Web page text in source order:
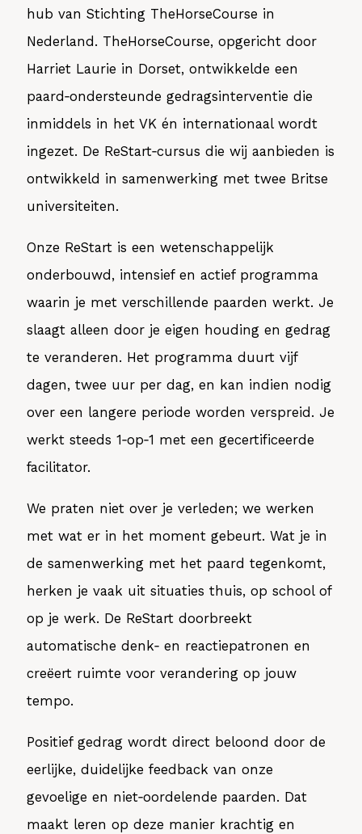
hub van Stichting TheHorseCourse in
Nederland. TheHorseCourse, opgericht door
Harriet Laurie in Dorset, ontwikkelde een
paard‑ondersteunde gedragsinterventie die
inmiddels in het VK én internationaal wordt
ingezet. De ReStart‑cursus die wij aanbieden is
ontwikkeld in samenwerking met twee Britse
universiteiten.
Onze ReStartis een wetenschappelijk
onderbouwd, intensief en actief programma
waarin je met verschillende paarden werkt. Je
slaagt alleen door je eigen houding en gedrag
te veranderen. Het programma duurt vijf
dagen, twee uur per dag, en kan indien nodig
over een langere periode worden verspreid. Je
werkt steeds 1‑op‑1 met een gecertificeerde
facilitator.
We praten niet over je verleden; we werken
met wat er in het moment gebeurt. Wat je in
de samenwerking met het paard tegenkomt,
herken je vaak uit situaties thuis, op school of
op je werk. De ReStart doorbreekt
automatische denk‑ en reactiepatronen en
creëert ruimte voor verandering op jouw
tempo.
Positief gedrag wordt direct beloond door de
eerlijke, duidelijke feedback van onze
gevoelige en niet‑oordelende paarden. Dat
maakt leren op deze manier krachtig en